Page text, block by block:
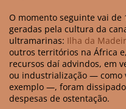
O momento seguinte vai de
geradas pela cultura da
ultramarinas: Ilha da
outros territórios na África
recursos daí advindos, em
ou industrialização — como
exemplo —, foram
despesas de ostentação.